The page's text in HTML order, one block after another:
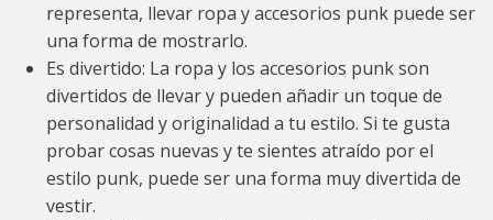
representa, llevar ropa y accesorios punk puede ser
una forma de mostrarlo.
Es divertido: La ropa y los accesorios punk son
divertidos de llevar y pueden añadir un toque de
personalidad y originalidad a tu estilo. Si te gusta
probar cosas nuevas y te sientes atraído por el
estilo punk, puede ser una forma muy divertida de
vestir.